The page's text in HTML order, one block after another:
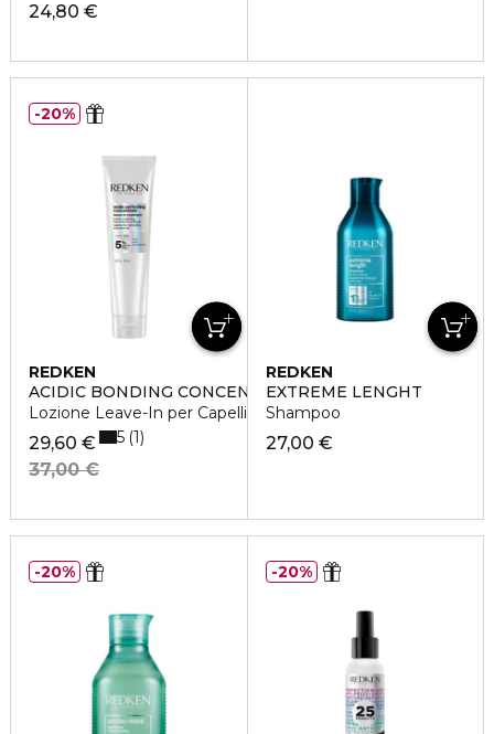
24,80 €
REDKEN
ACIDIC BONDING CONCENTRATE
Lozione Leave-In per Capelli Danneggiati
29,60 €
37,00 €
5 1
20%
REDKEN
EXTREME LENGHT
Shampoo
27,00 €
20% 20%